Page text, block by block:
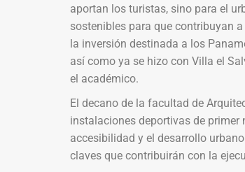
aportan los turistas, sino para el
sostenibles para que contribuyan
la inversión destinada a los
así como ya se hizo con Villa el
el académico.
El decano de la facultad de
instalaciones deportivas de primer
accesibilidad y el desarrollo
claves que contribuirán con la